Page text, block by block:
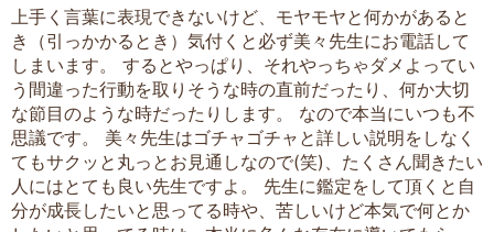
上手く言葉に表現できないけど、モヤモヤと何かがあると
き（引っかかるとき）気付くと必ず美々先生にお電話して
しまいます。 するとやっぱり、それやっちゃダメよってい
う間違った行動を取りそうな時の直前だったり、何か大切
な節目のような時だったりします。 なので本当にいつも不
思議です。 美々先生はゴチャゴチャと詳しい説明をしなく
てもサクッと丸っとお見通しなので(笑)、たくさん聞きたい
人にはとても良い先生ですよ。 先生に鑑定をして頂くと自
分が成長したいと思ってる時や、苦しいけど本気で何とか